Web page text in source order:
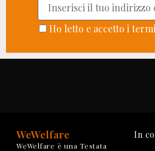
Ho letto e accetto i
WeWelfare
WeWelfare è una Testata
In